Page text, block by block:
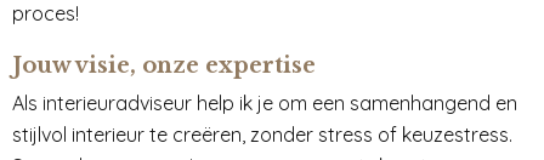
proces!
Jouw visie, onze expertise
Als interieuradviseur help ik je om een samenhangend en
stijlvol interieur te creëren, zonder stress of keuzestress.